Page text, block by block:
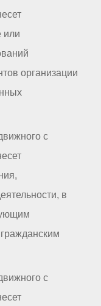
или
организации
с
в
с